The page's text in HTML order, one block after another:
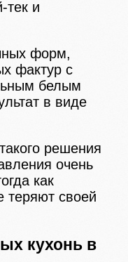
тек и
форм,
фактур с
белым
в виде
решения
очень
как
теряют своей
кухонь в